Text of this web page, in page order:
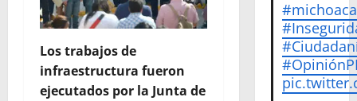
Los trabajos de
infraestructura fueron
ejecutados por la Junta de